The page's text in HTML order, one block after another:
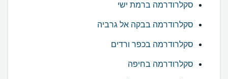
סקלרודרמה ברמת ישי
סקלרודרמה בבקה אל גרביה
סקלרודרמה בכפר ורדים
סקלרודרמה בחיפה